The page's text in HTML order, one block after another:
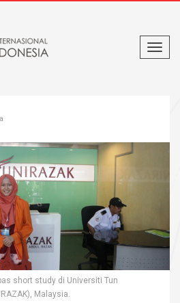
short study di Universiti Tun
Malaysia.